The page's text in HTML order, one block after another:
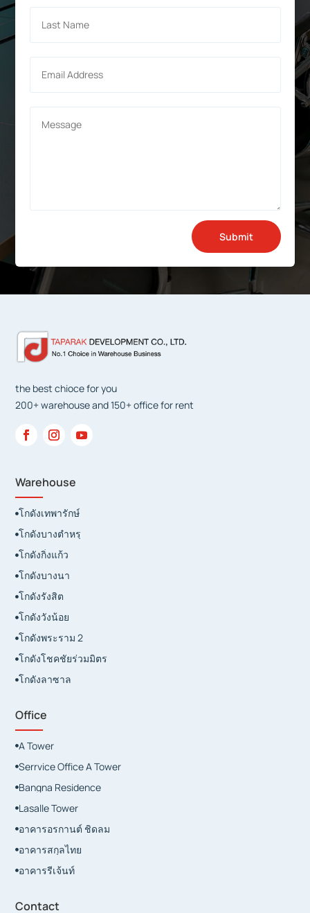
Submit
the best chioce for you
200+ warehouse and 150+ office for rent
Warehouse
โกดังเทพารักษ์
โกดังบางตำหรุ
โกดังกิ่งแก้ว
โกดังบางนา
โกดังรังสิต
โกดังวังน้อย
โกดังพระราม 2
โกดังโชคชัยร่วมมิตร
โกดังลาซาล
Office
A Tower
Serrvice Office A Tower
 Bangna Residence
 Lasalle Tower
 อาคารอรกานต์ ชิดลม
 อาคารสกุลไทย
 อาคารรีเจ้นท์
Contact